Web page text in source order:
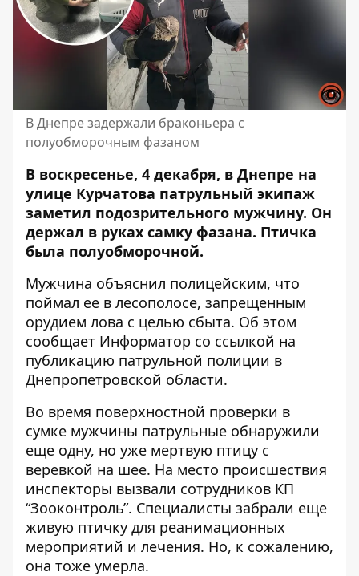
В Днепре задержали браконьера с
полуобморочным фазаном
В воскресенье, 4 декабря, в Днепре на
улице Курчатова патрульный экипаж
заметил подозрительного мужчину. Он
держал в руках самку фазана. Птичка
была полуобморочной.
Мужчина объяснил полицейским, что
поймал ее в лесополосе, запрещенным
орудием лова с целью сбыта. Об этом
сообщает Информатор со ссылкой на
публикацию патрульной полиции в
Днепропетровской области.
Во время поверхностной проверки в
сумке мужчины патрульные обнаружили
еще одну, но уже мертвую птицу с
веревкой на шее. На место происшествия
инспекторы вызвали сотрудников КП
“Зооконтроль”. Специалисты забрали еще
живую птичку для реанимационных
мероприятий и лечения. Но, к сожалению,
она тоже умерла.